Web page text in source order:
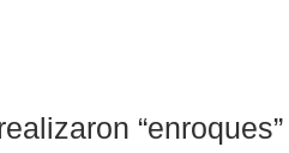
“enroques”